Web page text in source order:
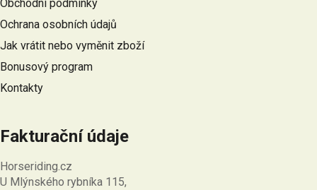
t
í
Obchodní podmínky
Ochrana osobních údajů
Jak vrátit nebo vyměnit zboží
Bonusový program
Kontakty
Fakturační údaje
Horseriding.cz
U Mlýnského rybníka 115,